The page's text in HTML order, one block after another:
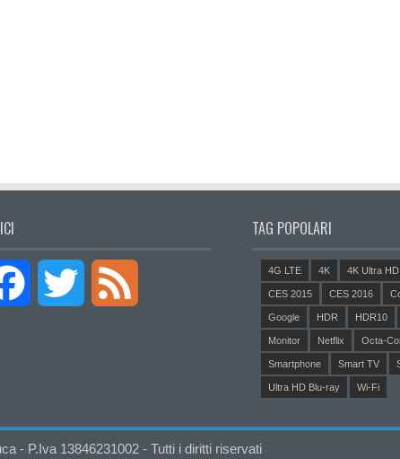
Facebook Twitter
TAG POPOLARI
4G LTE 4K 4K Ultra HD
CES 2015 CES 2016
Google HDR HDR10
Monitor Netflix Octa-
Smartphone Smart TV
Ultra HD Blu-ray Wi-Fi
- P.Iva 13846231002 - Tutti i diritti riservati